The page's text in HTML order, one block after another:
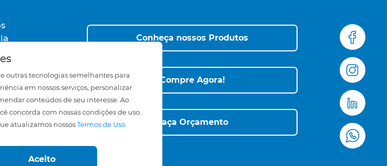
outras tecnologias semelhantes para
em nossos serviços, personalizar
conteúdos de seu interesse. Ao
concorda com nossas condições de uso.
atualizamos nossos Termos de Uso.
Aceito
Conheça nossos Produtos
Compre Agora!
Faça Orçamento